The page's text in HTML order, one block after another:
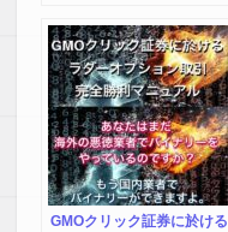
GMOクリック証券に於ける